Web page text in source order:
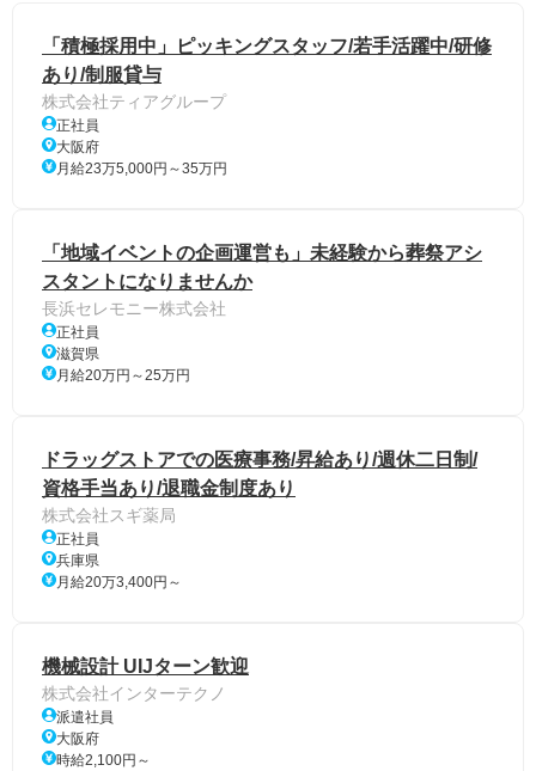
「積極採用中」ピッキングスタッフ/若手活躍中/研修
あり/制服貸与
株式会社ティアグループ
正社員
大阪府
月給23万5,000円～35万円
「地域イベントの企画運営も」未経験から葬祭アシ
スタントになりませんか
長浜セレモニー株式会社
正社員
滋賀県
月給20万円～25万円
ドラッグストアでの医療事務/昇給あり/週休二日制/
資格手当あり/退職金制度あり
株式会社スギ薬局
正社員
兵庫県
月給20万3,400円～
機械設計 UIJターン歓迎
株式会社インターテクノ
派遣社員
大阪府
時給2,100円～